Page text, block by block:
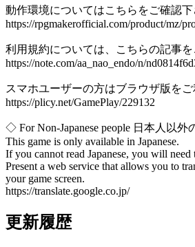
動作環境についてはこちらをご確認下
https://rpgmakerofficial.com/product/mz/
利用規約については、こちらの記事を
https://note.com/aa_nao_endo/n/
スマホユーザーの方はブラウザ版を
https://plicy.net/GamePlay/229132
◇ For Non-Japanese people 日本人以外
This game is only available in Japanese.
If you cannot read Japanese, you will need
Present a web service that allows you to
your game screen.
https://translate.google.co.jp/
更新履歴